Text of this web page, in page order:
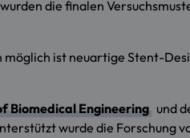
die finalen
möglich ist neuartige Stent-
Biomedical Engineering und
wurde die Forschung